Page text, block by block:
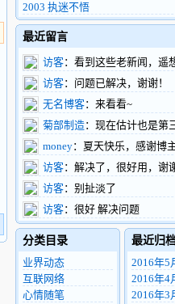
2003 执迷不悟
最近留言
访客：看到这些老新闻，遥
的我，整天扑在富士康车间做验
力啊
访客：问题已解决，谢谢！
无名博客：来看看~
菊部制造：现在估计也是第
money：夏天快乐，感谢博
支持了。
访客：解决了，很好用，谢
访客：别扯淡了
访客：很好 解决问题
分类目录
业界动态
互联网络
心情随笔
最近归
2016年5
2016年4
2016年3